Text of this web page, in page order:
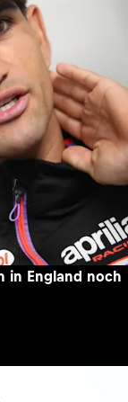
in England noch